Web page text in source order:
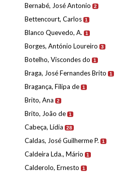
Bernabé, José Antonio 2
Bettencourt, Carlos 1
Blanco Quevedo, A. 1
Borges, António Loureiro 3
Botelho, Viscondes do 1
Braga, José Fernandes Brito 1
Bragança, Filipa de 1
Brito, Ana 2
Brito, João de 1
Cabeça, Lídia 28
Caldas, José Guilherme P. 1
Caldeira Lda., Mário 1
Calderolo, Ernesto 1